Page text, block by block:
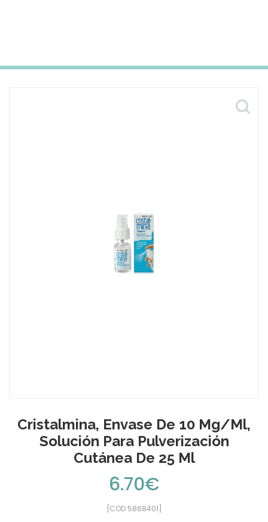
Cristalmina, Envase De 10 Mg/ml,
Solución Para Pulverización
Cutánea De 25 Ml
6.70€
[COD 5868401]